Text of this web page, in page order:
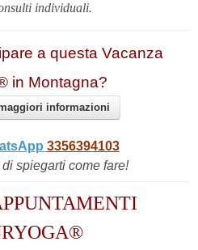
individuali.
a questa Vacanza
in Montagna?
informazioni
3356394103
spiegarti come fare!